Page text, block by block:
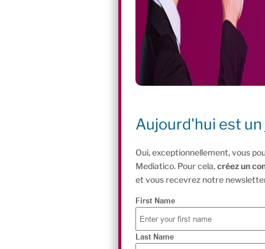
Aujourd'hui est
Oui, exceptionnellement, vous
Mediatico. Pour cela,créez un
et vous recevrez notre
First Name
Last Name